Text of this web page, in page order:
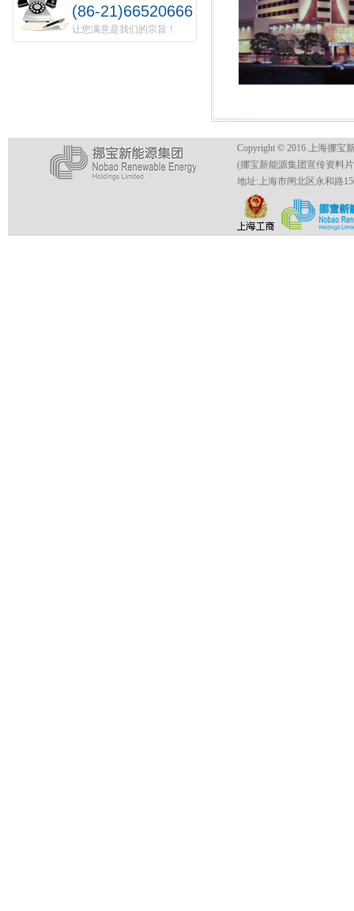
(86-21)66520666
让您满意是我们的宗旨！
Copyright © 2016 上海挪宝
(挪宝新能源集团宣传资料
地址:上海市闸北区永和路